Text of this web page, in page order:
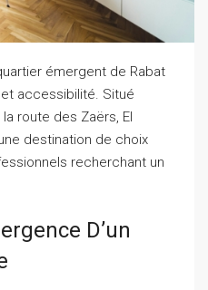
émergent de Rabat
accessibilité. Situé
route des Zaërs, El
destination de choix
recherchant un
D’un